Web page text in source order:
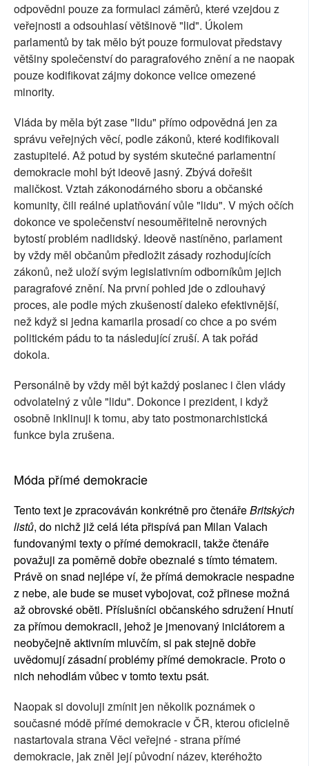
odpovědni pouze za formulaci záměrů, které vzejdou z
veřejnosti a odsouhlasí většinově "lid". Úkolem
parlamentů by tak mělo být pouze formulovat představy
většiny společenství do paragrafového znění a ne naopak
pouze kodifikovat zájmy dokonce velice omezené
minority.
Vláda by měla být zase "lidu" přímo odpovědná jen za
správu veřejných věcí, podle zákonů, které kodifikovali
zastupitelé. Až potud by systém skutečné parlamentní
demokracie mohl být ideově jasný. Zbývá dořešit
maličkost. Vztah zákonodárného sboru a občanské
komunity, čili reálné uplatňování vůle "lidu". V mých očích
dokonce ve společenství nesouměřitelně nerovných
bytostí problém nadlidský. Ideově nastíněno, parlament
by vždy měl občanům předložit zásady rozhodujících
zákonů, než uloží svým legislativním odborníkům jejich
paragrafové znění. Na první pohled jde o zdlouhavý
proces, ale podle mých zkušeností daleko efektivnější,
než když si jedna kamarila prosadí co chce a po svém
politickém pádu to ta následující zruší. A tak pořád
dokola.
Personálně by vždy měl být každý poslanec i člen vlády
odvolatelný z vůle "lidu". Dokonce i prezident, i když
osobně inklinuji k tomu, aby tato postmonarchistická
funkce byla zrušena.
Móda přímé demokracie
Tento text je zpracováván konkrétně pro čtenářeBritských
listů, do nichž již celá léta přispívá pan Milan Valach
fundovanými texty o přímé demokracii, takže čtenáře
považuji za poměrně dobře obeznalé s tímto tématem.
Právě on snad nejlépe ví, že přímá demokracie nespadne
z nebe, ale bude se muset vybojovat, což přinese možná
až obrovské oběti. Příslušníci občanského sdružení Hnutí
za přímou demokracii, jehož je jmenovaný iniciátorem a
neobyčejně aktivním mluvčím, si pak stejně dobře
uvědomují zásadní problémy přímé demokracie. Proto o
nich nehodlám vůbec v tomto textu psát.
Naopak si dovoluji zmínit jen několik poznámek o
současné módě přímé demokracie v ČR, kterou oficielně
nastartovala strana Věci veřejné - strana přímé
demokracie, jak zněl její původní název, kteréhožto